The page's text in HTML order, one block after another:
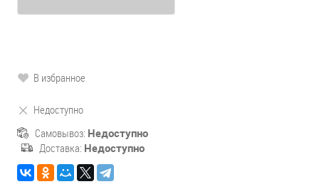
В избранное
Недоступно
Самовывоз: Недоступно
Доставка: Недоступно